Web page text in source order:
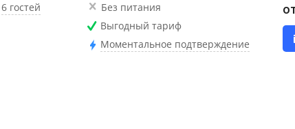
6 гостей
Без питания
Выгодный тариф
Моментальное подтверждение